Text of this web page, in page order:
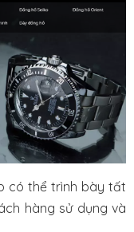
có thể trình bày tất
hàng sử dụng và